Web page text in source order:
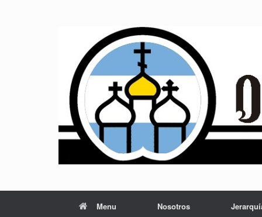
Menu Nosotros